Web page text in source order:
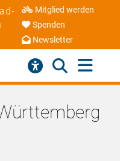
Mitglied werden
Spenden
Newsletter